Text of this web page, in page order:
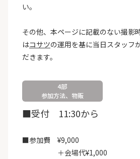
い。
その他、本ページに記載のない撮影
はコサツの運用を基に当日スタッフ
だきます。
4部
参加方法、物販
■受付 11:30から
■参加費 ¥9,000
＋会場代¥1,000